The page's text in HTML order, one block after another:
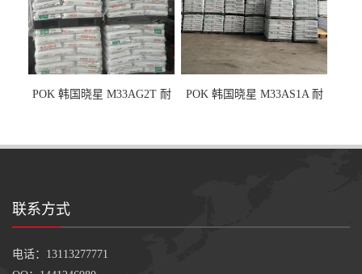
POK 韩国晓星 M33AG2T 耐
POK 韩国晓星 M33AS1A 耐
联系方式
电话：13113277771